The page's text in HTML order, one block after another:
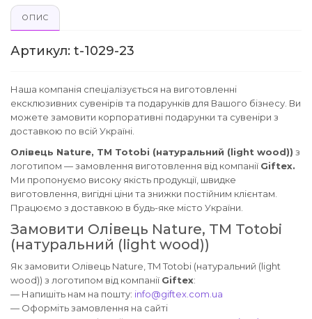
ОПИС
Артикул: t-1029-23
Наша компанія спеціалізується на виготовленні
ексклюзивних сувенірів та подарунків для Вашого бізнесу. Ви
можете замовити корпоративні подарунки та сувеніри з
доставкою по всій Україні.
Олівець Nature, TM Totobi (натуральний (light wood)) з
логотипом — замовлення виготовлення від компанії Giftex.
Ми пропонуємо високу якість продукції, швидке
виготовлення, вигідні ціни та знижки постійним клієнтам.
Працюємо з доставкою в будь-яке місто України.
Замовити Олівець Nature, TM Totobi
(натуральний (light wood))
Як замовити Олівець Nature, TM Totobi (натуральний (light
wood)) з логотипом від компанії Giftex:
— Напишіть нам на пошту: info@giftex.com.ua
— Оформіть замовлення на сайті